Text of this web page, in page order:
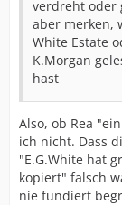
verdreht oder
aber merken,
White Estate
K.Morgan
hast
Also, ob Rea
ich nicht. Dass
"E.G.White hat
kopiert" falsch
nie fundiert